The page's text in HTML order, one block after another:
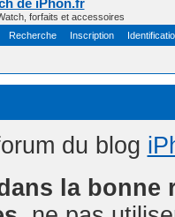
de iPhon.fr
forfaits et accessoires
Recherche Inscription
du blog
la bonne